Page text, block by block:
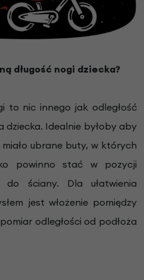
długość nogi dziecka?
to nic innego jak odległość
dziecka. Idealnie byłoby aby
ubrane buty, w których
powinno stać w pozycji
do ściany. Dla ułatwienia
jest włożenie pomiędzy
odległości od podłoża